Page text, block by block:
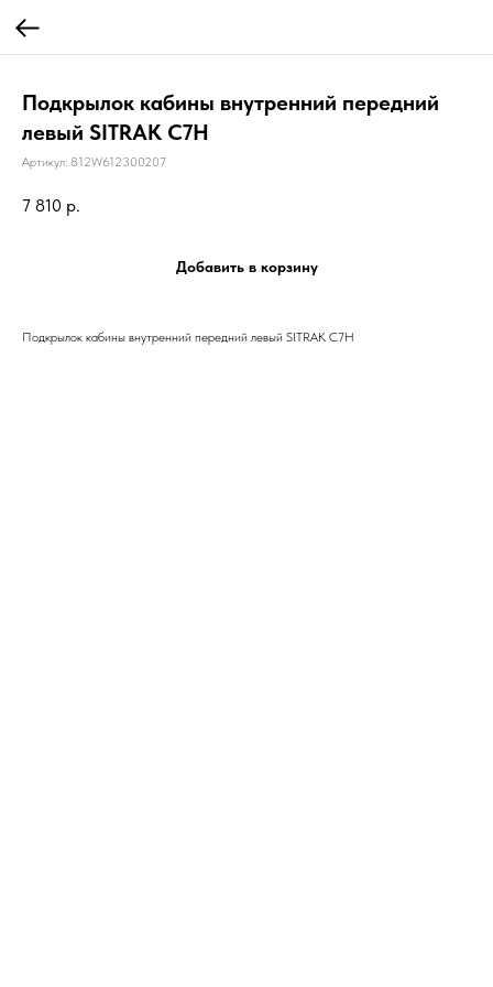
Подкрылок кабины внутренний передний
левый SITRAK C7H
Артикул: 812W612300207
7 810 р.
Добавить в корзину
Подкрылок кабины внутренний передний левый SITRAK C7H